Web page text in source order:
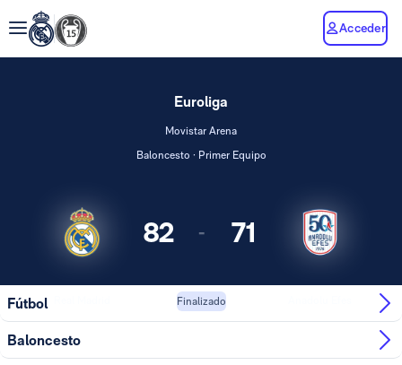
Acceder
Euroliga
Movistar Arena
Baloncesto · Primer Equipo
82 - 71
Finalizado
Fútbol
Baloncesto